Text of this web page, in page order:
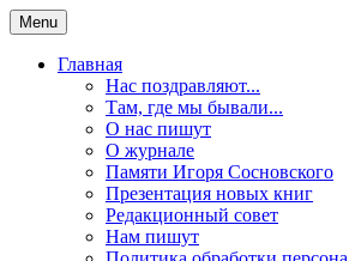
Menu
Главная
Нас поздравляют...
Там, где мы бывали...
О нас пишут
О журнале
Памяти Игоря Сосновского
Презентация новых книг
Редакционный совет
Нам пишут